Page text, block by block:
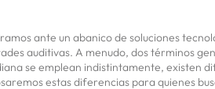
ante un abanico de soluciones
auditivas. A menudo, dos términos
se emplean indistintamente, existen
estas diferencias para quienes